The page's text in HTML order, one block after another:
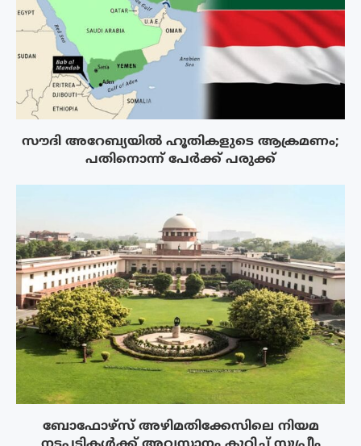
സൗദി അറേബ്യയിൽ ഹൂതികളുടെ ആക്രമണം;
പതിനൊന്ന് പേർക്ക് പരുക്ക്
ബോഫോഴ്‌സ് അഴിമതിക്കേസിലെ നിയമ